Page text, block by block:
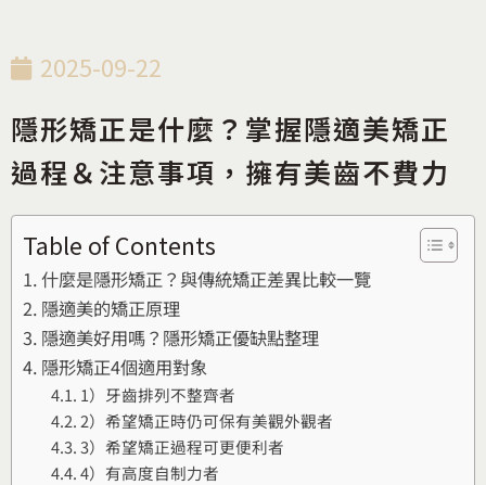
2025-09-22
隱形矯正是什麼？掌握隱適美矯正
過程＆注意事項，擁有美齒不費力
Table of Contents
什麼是隱形矯正？與傳統矯正差異比較一覽
隱適美的矯正原理
隱適美好用嗎？隱形矯正優缺點整理
隱形矯正4個適用對象
1）牙齒排列不整齊者
2）希望矯正時仍可保有美觀外觀者
3）希望矯正過程可更便利者
4）有高度自制力者